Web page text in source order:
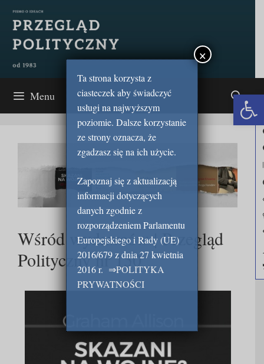
Przejdź
treści
Menu
Wśród wydawców | Przegląd
Polityczny nr 150
Ta strona korzysta z
ciasteczek aby świadczyć
usługi na najwyższym
poziomie. Dalsze korzystanie
ze strony oznacza, że
zgadzasz się na ich użycie.
Zapoznaj się z aktualizacją
informacji dotyczących
danych zgodnie z
rozporządzeniem Parlamentu
Europejskiego i Rady (UE)
2016/679 z dnia 27 kwietnia
2016 r. ⇒POLITYKA
PRYWATNOŚCI
×